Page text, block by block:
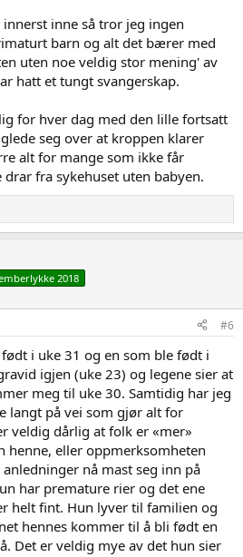
pris på! Du får ofte dårlig samvittighet
24/7, fordi, hva om? Hva om du ikke
etterpå? Du glemmer å spise, dusje
den lille engelen din så mye som
gang du får holdt babyen din.
en sorg allerede før du vet om alt går
deg over det miraklet du har. Hva
er tilfelle i mange prematur situasjoner.
du tar en dag av gangen. Tilfelle du
er koblet opp til maskiner, ledninger
og du får alltid et sug i magen når
Når legen sier «babyen din glemmer å
du faktisk å puste selv. For du blir
slutte å puste. Mange, som jeg fikk, får
gjør at du får flashback hver eneste
og fin. Jeg husker hvert eneste ord som
og følelse. Det gjør fortsatt så vondt.
i flere dager – uker – måneder!
eier babyen din mens du er der. At du
må kanskje spørre om lov til å ha
alltid det går bra. Du ønsket nok å
fullpumpe. Hvorfor? Fordi babyen din
må pumpe, pumpe, pumpe og pumpe
brystene. For babyen din trenger den
du har. For mange så kommer ikke en
vond ting å komme gjennom.
som er i str 50 og 56 er det ofte flere
må kanskje ned i str 38. Kanskje
bruke 50 enn gang. Ikke alle
komme seg dit. Alt er så smått, så smått
inne så tror jeg ingen
barn og alt det bærer med
uten noe veldig stor mening' av
hatt et tungt svangerskap.
for hver dag med den lille fortsatt
seg over at kroppen klarer
alt for mange som ikke får
fra sykehuset uten babyen.
2018
#6
i uke 31 og en som ble født i
igjen (uke 23) og legene sier at
meg til uke 30. Samtidig har jeg
langt på vei som gjør alt for
veldig dårlig at folk er «mer»
henne, eller oppmerksomheten
nå mast seg inn på
har premature rier og det ene
helt fint. Hun lyver til familien og
hennes kommer til å bli født en
Det er veldig mye av det hun sier